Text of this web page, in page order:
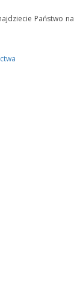
Państwo na